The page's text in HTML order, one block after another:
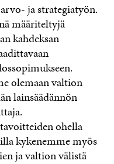
ja strategiatyön.
määriteltyjä
kahdeksan
olemaan valtion
lainsäädännön
ohella
kykenemme myös
ja valtion välistä